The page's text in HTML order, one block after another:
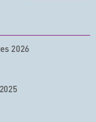
2026